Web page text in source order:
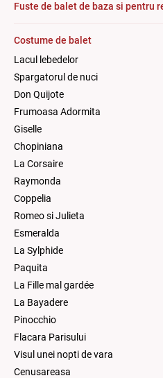
Fuste de balet de baza si pentru
Costume de balet
Lacul lebedelor
Spargatorul de nuci
Don Quijote
Frumoasa Adormita
Giselle
Chopiniana
La Corsaire
Raymonda
Coppelia
Romeo si Julieta
Esmeralda
La Sylphide
Paquita
La Fille mal gardée
La Bayadere
Pinocchio
Flacara Parisului
Visul unei nopti de vara
Cenusareasa